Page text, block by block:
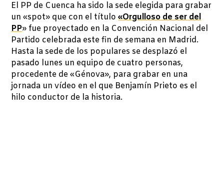
El PP de Cuenca ha sido la sede elegida para grabar
un «spot» que con el título«Orgulloso de ser del
PP» fue proyectado en la Convención Nacional del
Partido celebrada este fin de semana en Madrid.
Hasta la sede de los populares se desplazó el
pasado lunes un equipo de cuatro personas,
procedente de «Génova», para grabar en una
jornada un vídeo en el que Benjamín Prieto es el
hilo conductor de la historia.